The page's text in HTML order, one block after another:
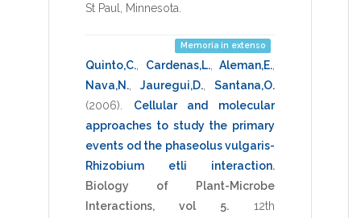
St Paul, Minnesota
Memoria in extenso
Quinto,C. Cardenas,L., Aleman,E.
Nava,N.
Jauregui,D.
Santana,O.
(2006)
Cellular and molecular
approaches to study the primary
events od the phaseolus vulgaris-
Rhizobium etli interaction.
Biology of Plant-Microbe
Interactions, vol 5.
12th